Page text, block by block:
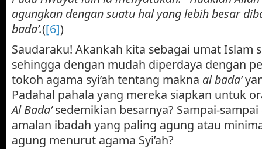
agungkan dengan suatu hal yang lebih besar
bada’.([6])
Saudaraku! Akankah kita sebagai umat Islam
sehingga dengan mudah diperdaya dengan
tokoh agama syi’ah tentang makna al bada’
Padahal pahala yang mereka siapkan untuk
Al Bada’sedemikian besarnya? Sampai-sampai
amalan ibadah yang paling agung atau
agung menurut agama Syi’ah?